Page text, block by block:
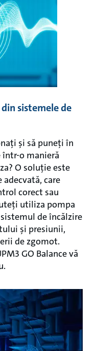
sistemele de
și să puneți în
o manieră
O soluție este
care
corect sau
utiliza pompa
de încălzire
și presiunii,
de zgomot.
GO Balance vă